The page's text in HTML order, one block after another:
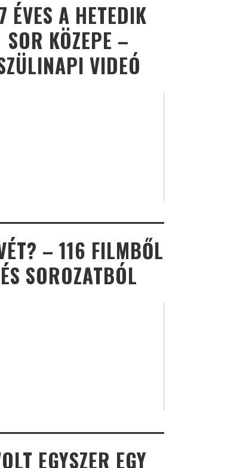
ÉVES A HETEDIK
SOR KÖZEPE –
VIDEÓ
– 116 FILMBŐL
ÉS SOROZATBÓL
EGYSZER EGY